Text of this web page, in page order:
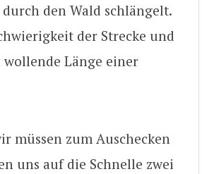
den Wald schlängelt.
der Strecke und
Länge einer
müssen zum Auschecken
uns auf die Schnelle zwei